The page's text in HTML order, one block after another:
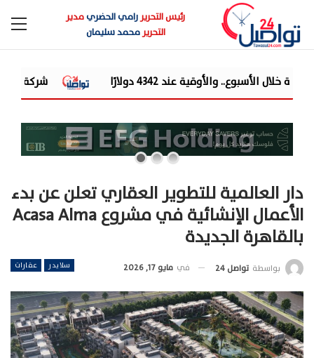
رئيس التحريررامي الحضريمدير
التحريرمحمد سليمان
شركة «Liberty Developments» تطلق أولى فعالياتها الترفيهية بمشروع «AT» في حفل ضخم للميجا ستار أحمد سع...
دار العالمية للتطوير العقاري تعلن عن بدء
الأعمال الإنشائية في مشروع Acasa Alma
بالقاهرة الجديدة
سلايدر عقارات بواسطة تواصل 24 في مايو 17, 2026